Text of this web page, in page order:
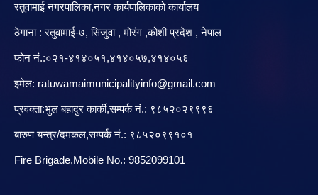
रतुवामाई नगरपालिका,नगर कार्यपालिकाको कार्यालय
ठेगाना : रतुवामाई-७, सिजुवा , मोरंग ,कोशी प्रदेश , नेपाल
फोन नं.:०२१-४१४०५१,४१४०५७,४१४०५६
इमेल: ratuwamaimunicipalityinfo@gmail.com
प्रवक्ता:भुल बहादुर कार्की,सम्पर्क नं.: ९८५२०२९९९६
बारु‌ण यन्त्र/दमकल,सम्पर्क नं.: ९८५२०९९१०१
Fire Brigade,Mobile No.: 9852099101